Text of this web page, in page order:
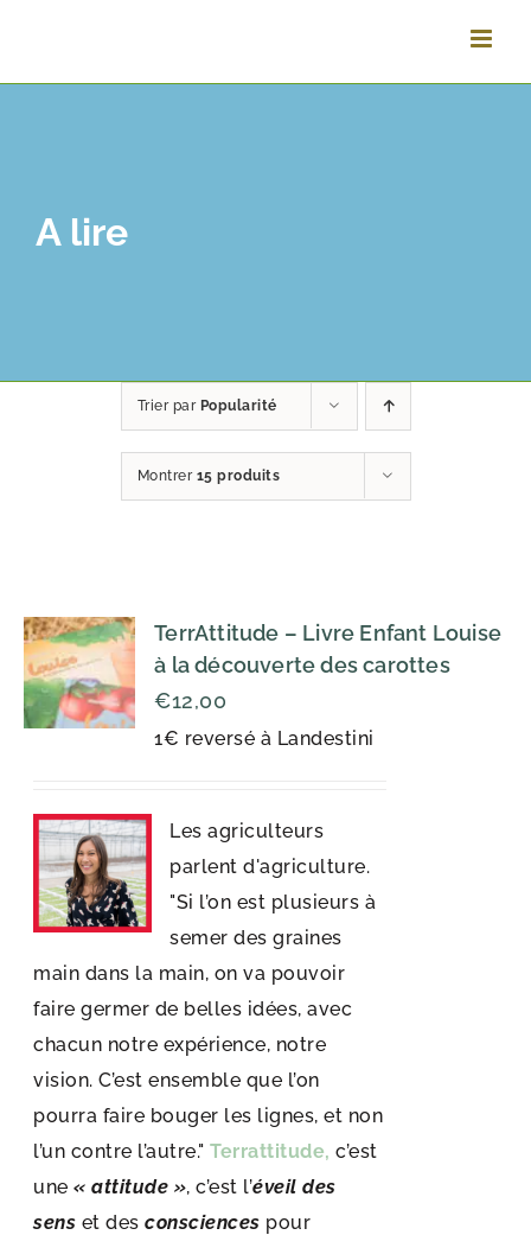
contenuto
A lire
Trier par Popularité
Montrer 15 produits
TerrAttitude – Livre Enfant Louise
à la découverte des carottes
1€ reversé à Landestini
€12,00
Les agriculteurs
parlent d'agriculture.
"Si l’on est plusieurs à
semer des graines
main dans la main, on va pouvoir
faire germer de belles idées, avec
chacun notre expérience, notre
vision. C’est ensemble que l’on
pourra faire bouger les lignes, et non
l’un contre l’autre."Terrattitude,c’est
une« attitude », c’est l’éveil des
sens et desconsciences pour